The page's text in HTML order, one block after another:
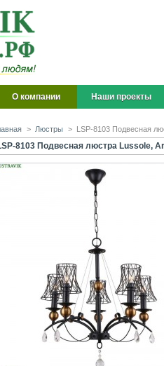
О компании Наши проекты
> Люстры > LSP-8103 Подвесная
8103 Подвесная люстра Lussole,